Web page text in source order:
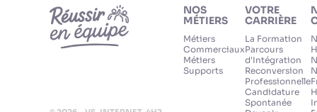
NOS
MÉTIERS
Métiers
Commerciaux
Métiers
Supports
VOTRE
CARRIÈRE
La Formation
Parcours
d'Intégration
Reconversion
Professionnelle
Candidature
Spontanée